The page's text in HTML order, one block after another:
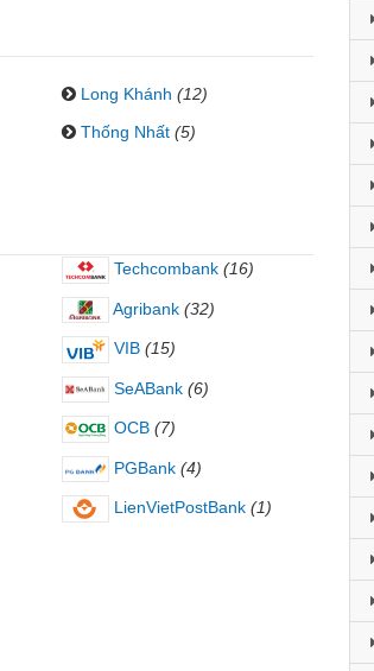
Long Khánh (12)
Thống Nhất (5)
Techcombank (16)
Agribank (32)
VIB (15)
SeABank (6)
OCB (7)
PGBank (4)
LienVietPostBank (1)